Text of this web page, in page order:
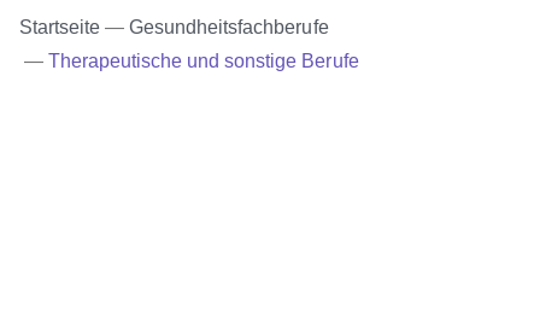
Startseite
Gesundheitsfachberufe
Therapeutische und sonstige Berufe